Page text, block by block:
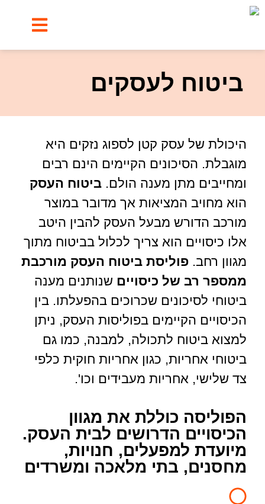
ביטוח לעסקים
היכולת של עסק קטן לספוג נזקים היא
מוגבלת. הסיכונים הקיימים הינם רבים
ומחייבים מתן מענה הולם.ביטוח העסק
הוא מחויב המציאות אך מדובר במוצר
מורכב הדורש מבעל העסק להבין היטב
אלו כיסויים הוא צריך לכלול בביטוח מתוך
מגוון רחב.פוליסת ביטוח העסק מורכבת
ממספר רב של כיסויים שנותנים מענה
ביטוחי לסיכונים שכרוכים בהפעלתו. בין
הכיסויים הקיימים בפוליסות העסק, ניתן
למצוא ביטוח לתכולה, למבנה, כמו גם
ביטוחי אחריות, כגון אחריות חוקית כלפי
צד שלישי, אחריות מעבידים וכו'.
הפוליסה כוללת את מגוון
הכיסויים הדרושים לבית העסק.
מיועדת למפעלים, חנויות,
מחסנים, בתי מלאכה ומשרדים